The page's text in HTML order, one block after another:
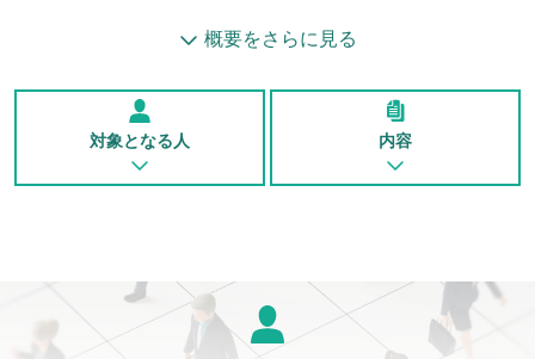
概要をさらに見る
対象となる人 内容